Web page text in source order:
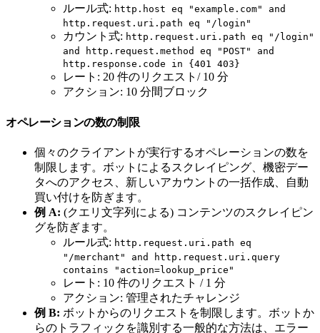
ルール式: http.host eq "example.com" and
http.request.uri.path eq "/login"
カウント式: http.request.uri.path eq "/login"
and http.request.method eq "POST" and
http.response.code in {401 403}
レート: 20 件のリクエスト/ 10 分
アクション: 10 分間ブロック
オペレーションの数の制限
個々のクライアントが実行するオペレーションの数を
制限します。ボットによるスクレイピング、機密デー
タへのアクセス、新しいアカウントの一括作成、自動
買い付けを防ぎます。
例 A: (クエリ文字列による) コンテンツのスクレイピン
グを防ぎます。
ルール式: http.request.uri.path eq
"/merchant" and http.request.uri.query
contains "action=lookup_price"
レート: 10 件のリクエスト / 1 分
アクション: 管理されたチャレンジ
例 B: ボットからのリクエストを制限します。ボットか
らのトラフィックを識別する一般的な方法は、エラー